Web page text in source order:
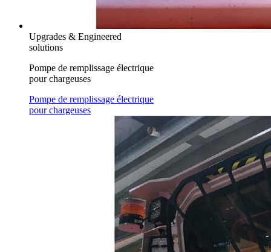
Upgrades & Engineered
solutions
Pompe de remplissage électrique
pour chargeuses
Pompe de remplissage électrique
pour chargeuses